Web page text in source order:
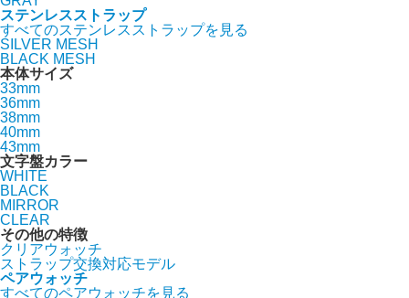
ステンレスストラップ
すべてのステンレスストラップを見る
SILVER MESH
BLACK MESH
本体サイズ
33mm
36mm
38mm
40mm
43mm
文字盤カラー
WHITE
BLACK
MIRROR
CLEAR
その他の特徴
クリアウォッチ
ストラップ交換対応モデル
ペアウォッチ
すべてのペアウォッチを見る